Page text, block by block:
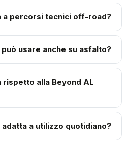
a percorsi tecnici off-road?
può usare anche su asfalto?
rispetto alla Beyond AL
adatta a utilizzo quotidiano?